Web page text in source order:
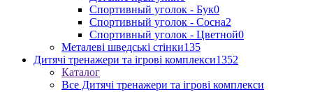
Спортивный уголок - Бук0
Спортивный уголок - Сосна2
Спортивный уголок - Цветной0
Металеві шведські стінки135
Дитячі тренажери та ігрові комплекси1352
Каталог
Все Дитячі тренажери та ігрові комплекси